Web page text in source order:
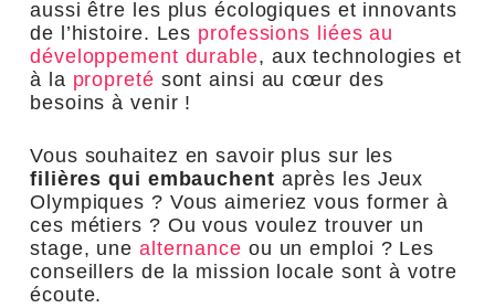
aussi être les plus écologiques et innovants
de l’histoire. Les professions liées au
développement durable, aux technologies et
à la propreté sont ainsi au cœur des
besoins à venir !
Vous souhaitez en savoir plus sur les
filières qui embauchent après les Jeux
Olympiques ? Vous aimeriez vous former à
ces métiers ? Ou vous voulez trouver un
stage, une alternance ou un emploi ? Les
conseillers de la mission locale sont à votre
écoute.